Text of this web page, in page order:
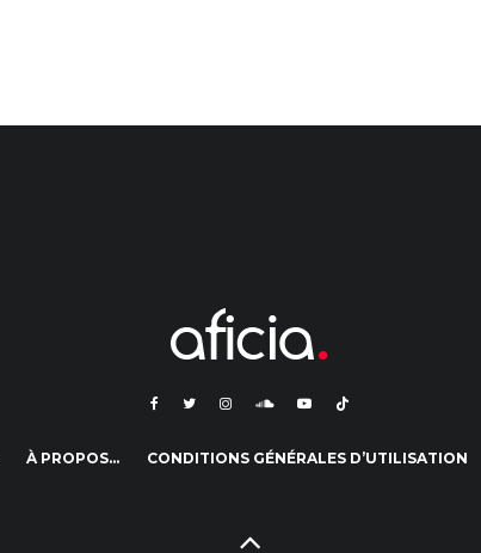
À PROPOS… CONDITIONS GÉNÉRALES D’UTILISATION